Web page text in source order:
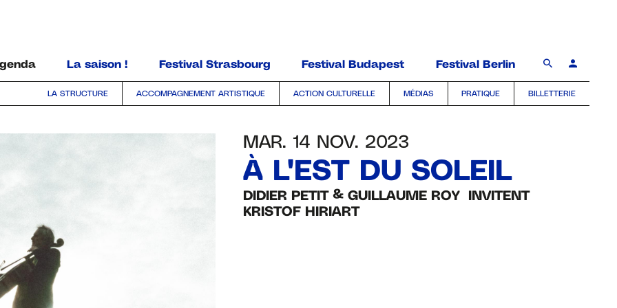
La saison ! Festival Strasbourg Festival Budapest Festival Berlin
LA STRUCTURE ACCOMPAGNEMENT ARTISTIQUE ACTION CULTURELLE MÉDIAS PRATIQUE BILLETTERIE
MAR. 14 NOV. 2023
À L'EST DU SOLEIL
DIDIER PETIT & GUILLAUME ROY INVITENT
KRISTOF HIRIART